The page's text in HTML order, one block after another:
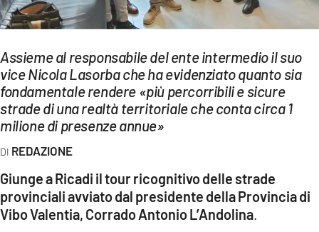
LAC TV
LAC ONAIR
LaC
Network
LACPLAY.IT
LACTV.IT
LACONAIR.IT
Assieme al responsabile del ente intermedio il suo
vice Nicola Lasorba che ha evidenziato quanto sia
fondamentale rendere «più percorribili e sicure
strade di una realtà territoriale che conta circa 1
milione di presenze annue»
REDAZIONE
Giunge a Ricadi il tour ricognitivo delle strade
provinciali avviato dal presidente della Provincia di
Vibo Valentia, Corrado Antonio L’Andolina